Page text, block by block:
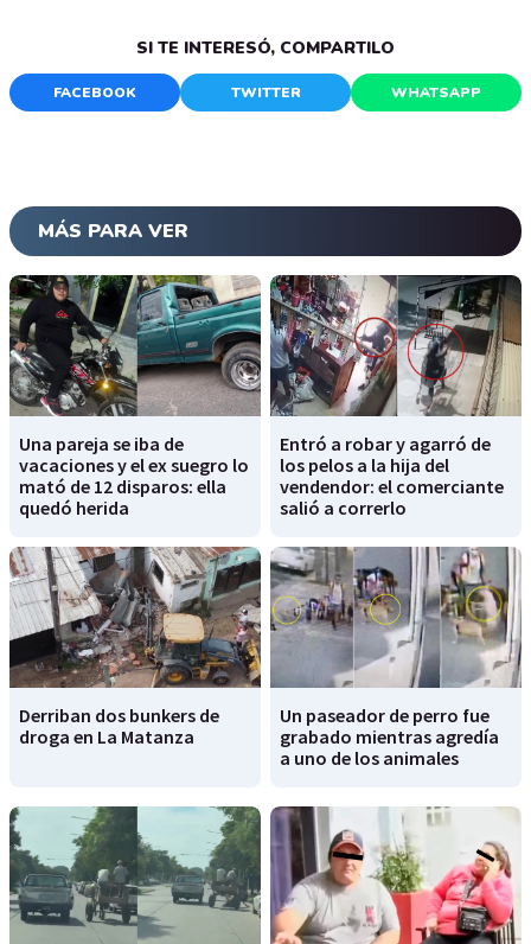
SI TE INTERESÓ, COMPARTILO
FACEBOOK TWITTER WHATSAPP
MÁS PARA VER
Una pareja se iba de
vacaciones y el ex suegro lo
mató de 12 disparos: ella
quedó herida
Entró a robar y agarró de
los pelos a la hija del
vendendor: el comerciante
salió a correrlo
Derriban dos bunkers de
droga en La Matanza
Un paseador de perro fue
grabado mientras agredía
a uno de los animales